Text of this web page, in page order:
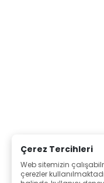
Çerez Tercihleri
Web sitemizin
çerezler